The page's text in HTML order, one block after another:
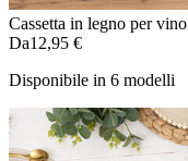
Cassetta in legno per vino
Da12,95 €
Disponibile in 6 modelli